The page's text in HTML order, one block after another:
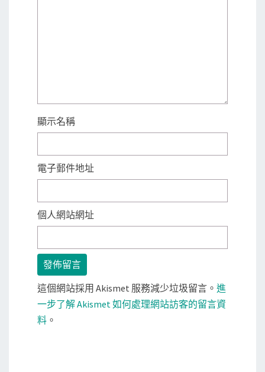
顯示名稱
電子郵件地址
個人網站網址
這個網站採用 Akismet 服務減少垃圾留言。 進
一步了解 Akismet 如何處理網站訪客的留言資
料 。